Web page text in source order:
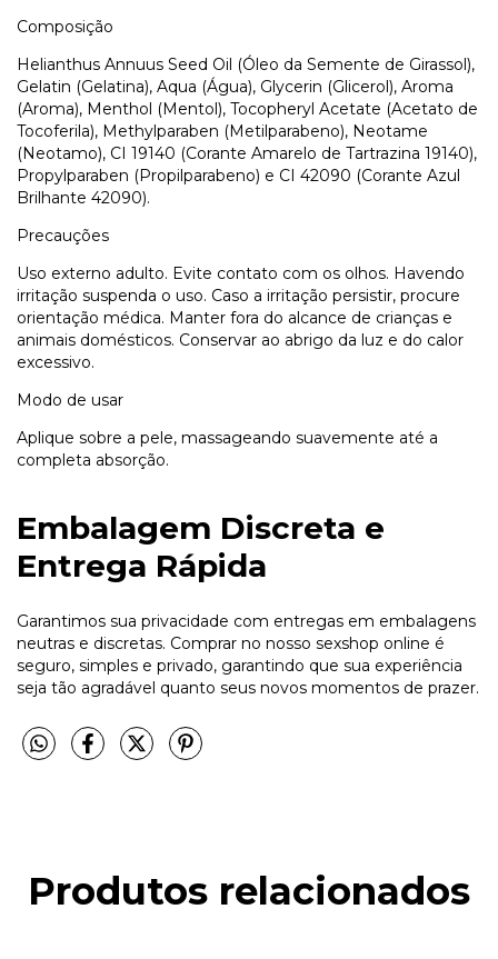
Composição
Helianthus Annuus Seed Oil (Óleo da Semente de Girassol),
Gelatin (Gelatina), Aqua (Água), Glycerin (Glicerol), Aroma
(Aroma), Menthol (Mentol), Tocopheryl Acetate (Acetato de
Tocoferila), Methylparaben (Metilparabeno), Neotame
(Neotamo), CI 19140 (Corante Amarelo de Tartrazina 19140),
Propylparaben (Propilparabeno) e CI 42090 (Corante Azul
Brilhante 42090).
Precauções
Uso externo adulto. Evite contato com os olhos. Havendo
irritação suspenda o uso. Caso a irritação persistir, procure
orientação médica. Manter fora do alcance de crianças e
animais domésticos. Conservar ao abrigo da luz e do calor
excessivo.
Modo de usar
Aplique sobre a pele, massageando suavemente até a
completa absorção.
Embalagem Discreta e
Entrega Rápida
Garantimos sua privacidade com entregas em embalagens
neutras e discretas. Comprar no nosso sexshop online é
seguro, simples e privado, garantindo que sua experiência
seja tão agradável quanto seus novos momentos de prazer.
Produtos relacionados